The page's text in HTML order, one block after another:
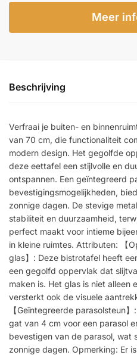
Meer
Beschrijving
Verfraai je buiten- en
van 70 cm, die functionaliteit
modern design. Het gegolfde
deze eettafel een stijlvolle en
ontspannen. Een geïntegreerd
bevestigingsmogelijkheden,
zonnige dagen. De stevige
stabiliteit en duurzaamheid,
perfect maakt voor intieme
in kleine ruimtes. Attributen: 【
glas】: Deze bistrotafel heeft
een gegolfd oppervlak dat
maken is. Het glas is niet alleen
versterkt ook de visuele
【Geïntegreerde parasolsteun
gat van 4 cm voor een parasol
bevestigen van de parasol, wat
zonnige dagen. Opmerking: Er